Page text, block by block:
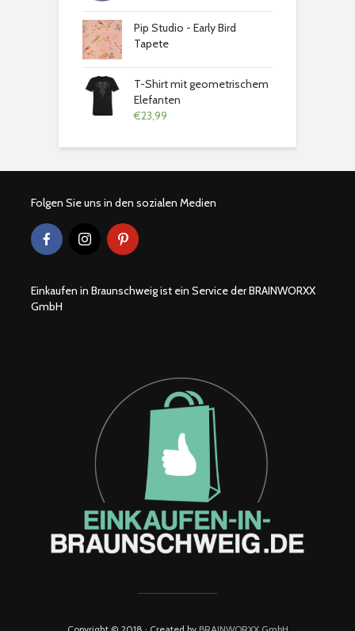
Pip Studio - Early Bird
Tapete
T-Shirt mit geometrischem
Elefanten
€23,99
Folgen Sie uns in den sozialen Medien
Einkaufen in Braunschweig ist ein Service der BRAINWORXX
GmbH